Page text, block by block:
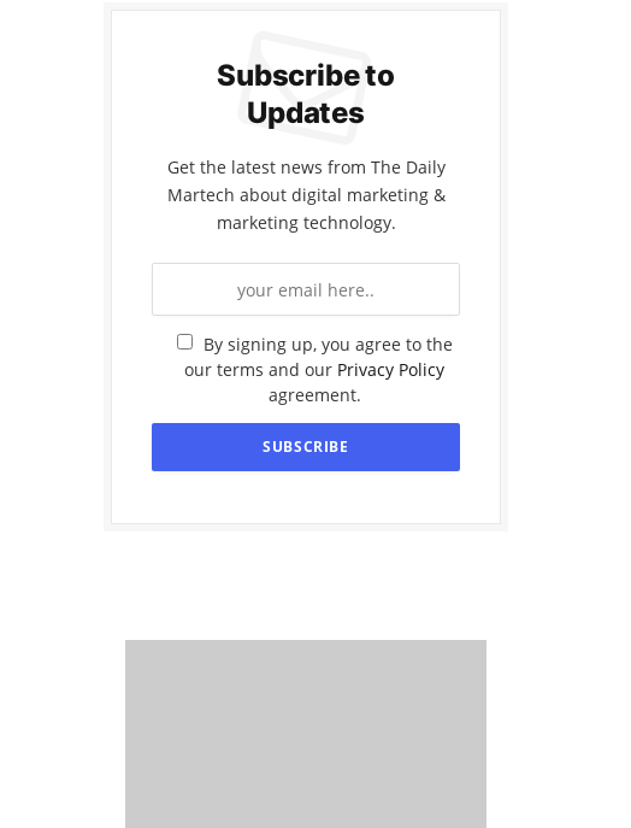
Subscribe to
Updates
Get the latest news from The Daily
Martech about digital marketing &
marketing technology.
By signing up, you agree to the
our terms and our Privacy Policy
agreement.